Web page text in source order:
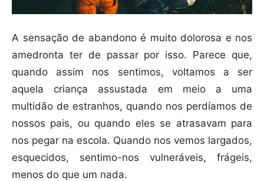
A sensação de abandono é muito dolorosa e nos
amedronta ter de passar por isso. Parece que,
quando assim nos sentimos, voltamos a ser
aquela criança assustada em meio a uma
multidão de estranhos, quando nos perdíamos de
nossos pais, ou quando eles se atrasavam para
nos pegar na escola. Quando nos vemos largados,
esquecidos, sentimo-nos vulneráveis, frágeis,
menos do que um nada.